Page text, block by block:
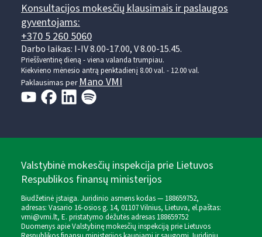
Konsultacijos mokesčių klausimais ir paslaugos
gyventojams:
+370 5 260 5060
Darbo laikas: I-IV 8.00-17.00, V 8.00-15.45.
Prieššventinę dieną - viena valanda trumpiau.
Kiekvieno mėnesio antrą penktadienį 8.00 val. - 12.00 val.
Paklausimas per Mano VMI
Valstybinė mokesčių inspekcija prie Lietuvos
Respublikos finansų ministerijos
Biudžetinė įstaiga. Juridinio asmens kodas — 188659752,
adresas: Vasario 16-osios g. 14, 01107 Vilnius, Lietuva, el.paštas:
vmi@vmi.lt, E. pristatymo dėžutės adresas 188659752
Duomenys apie Valstybinę mokesčių inspekciją prie Lietuvos